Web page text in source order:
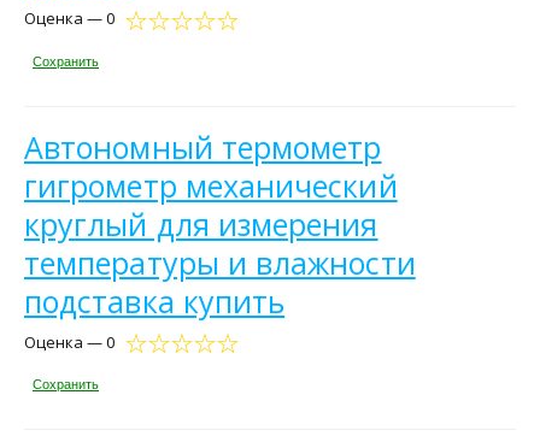
Оценка — 0
Сохранить
Автономный термометр
гигрометр механический
круглый для измерения
температуры и влажности
подставка купить
Оценка — 0
Сохранить